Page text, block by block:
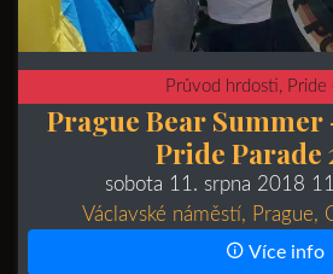
Průvod hrdosti, Pride
Prague Bear Summer
Pride Parade
sobota 11. srpna 2018
Václavské náměstí, Prague,
Více info